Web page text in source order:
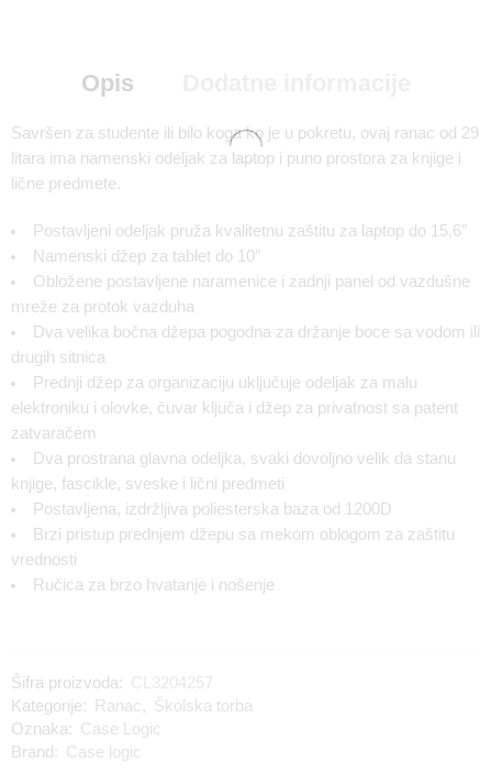
Opis
Savršen za studente ili bilo koga ko je u pokretu, ovaj ranac od 29
litara ima namenski odeljak za laptop i puno prostora za knjige i
lične predmete.
Postavljeni odeljak pruža kvalitetnu zaštitu za laptop do 15,6″
Namenski džep za tablet do 10″
Obložene postavljene naramenice i zadnji panel od vazdušne
mreže za protok vazduha
Dva velika bočna džepa pogodna za držanje boce sa vodom ili
drugih sitnica
Prednji džep za organizaciju uključuje odeljak za malu
elektroniku i olovke, čuvar ključa i džep za privatnost sa patent
zatvaračem
Dva prostrana glavna odeljka, svaki dovoljno velik da stanu
knjige, fascikle, sveske i lični predmeti
Postavljena, izdržljiva poliesterska baza od 1200D
Brzi pristup prednjem džepu sa mekom oblogom za zaštitu
vrednosti
Ručica za brzo hvatanje i nošenje
Šifra proizvoda: CL3204257
Kategorije:
Ranac,
Školska torba
Oznaka: Case Logic
Brand: Case logic